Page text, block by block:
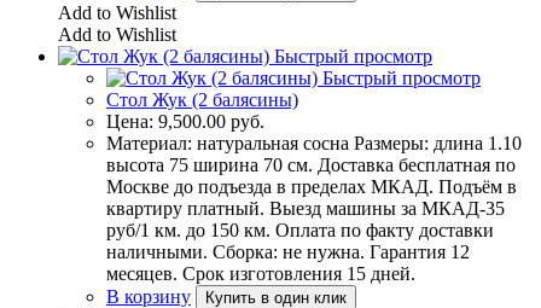
Add to Wishlist
Add to Wishlist
Быстрый просмотр
Быстрый просмотр
Стол Жук (2 балясины)
Цена: 9,500.00 руб.
Материал: натуральная сосна Размеры: длина 1.10
высота 75 ширина 70 см. Доставка бесплатная по
Москве до подъезда в пределах МКАД. Подъём в
квартиру платный. Выезд машины за МКАД-35
руб/1 км. до 150 км. Оплата по факту доставки
наличными. Сборка: не нужна. Гарантия 12
месяцев. Срок изготовления 15 дней.
В корзину
Купить в один клик